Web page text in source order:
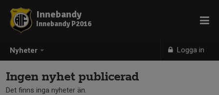
Nyheter Logga in
Innebandy
Innebandy P2016
Ingen nyhet publicerad
Det finns inga nyheter än.